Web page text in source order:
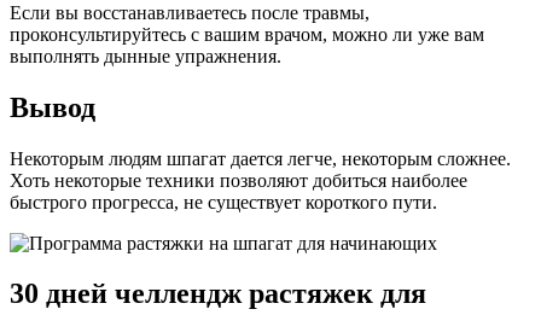
Если вы восстанавливаетесь после травмы,
проконсультируйтесь с вашим врачом, можно ли уже вам
выполнять дынные упражнения.
Вывод
Некоторым людям шпагат дается легче, некоторым сложнее.
Хоть некоторые техники позволяют добиться наиболее
быстрого прогресса, не существует короткого пути.
30 дней челлендж растяжек для